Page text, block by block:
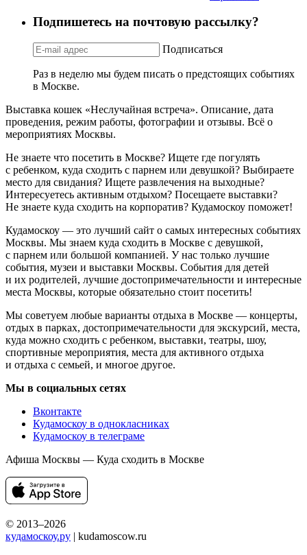
Подпишетесь на почтовую рассылку?
Подписаться
Раз в неделю мы будем писать о предстоящих событиях
в Москве.
Выставка кошек «Неслучайная встреча». Описание, дата
проведения, режим работы, фотографии и отзывы. Всё о
мероприятиях Москвы.
Не знаете что посетить в Москве? Ищете где погулять
с ребенком, куда сходить с парнем или девушкой? Выбираете
место для свидания? Ищете развлечения на выходные?
Интересуетесь активным отдыхом? Посещаете выставки?
Не знаете куда сходить на корпоратив? Кудамоскоу поможет!
Кудамоскоу — это лучший сайт о самых интересных событиях
Москвы. Мы знаем куда сходить в Москве с девушкой,
с парнем или большой компанией. У нас только лучшие
события, музеи и выставки Москвы. События для детей
и их родителей, лучшие достопримечательности и интересные
места Москвы, которые обязательно стоит посетить!
Мы советуем любые варианты отдыха в Москве — концерты,
отдых в парках, достопримечательности для экскурсий, места,
куда можно сходить с ребенком, выставки, театры, шоу,
спортивные мероприятия, места для активного отдыха
и отдыха с семьей, и многое другое.
Мы в социальных сетях
Вконтакте
Кудамоскоу в однокласниках
Кудамоскоу в телеграме
Афиша Москвы — Куда сходить в Москве
© 2013–2026
кудамоскоу.ру | kudamoscow.ru